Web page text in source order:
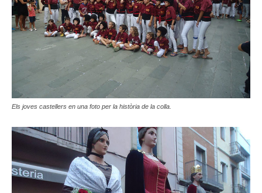
Els joves castellers en una foto per la història de la colla.